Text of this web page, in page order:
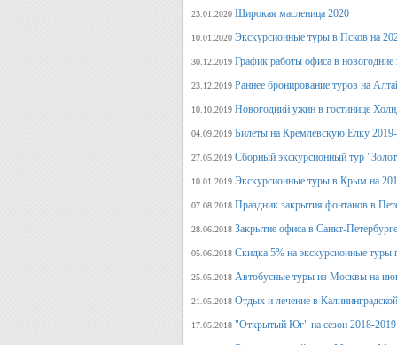
23.01.2020 Широкая масленица 2020
10.01.2020 Экскурсионные туры в Псков на
30.12.2019 График работы офиса в новогодние
23.12.2019 Раннее бронирование туров на
10.10.2019 Новогодний ужин в гостинице
04.09.2019 Билеты на Кремлевскую Елку
27.05.2019 Сборный экскурсионный тур
10.01.2019 Экскурсионные туры в Крым на
07.08.2018 Праздник закрытия фонтанов в
28.06.2018 Закрытие офиса в Санкт-
05.06.2018 Скидка 5% на экскурсионные
25.05.2018 Автобусные туры из Москвы на
21.05.2018 Отдых и лечение в
17.05.2018 "Открытый Юг" на сезон 2018-2019